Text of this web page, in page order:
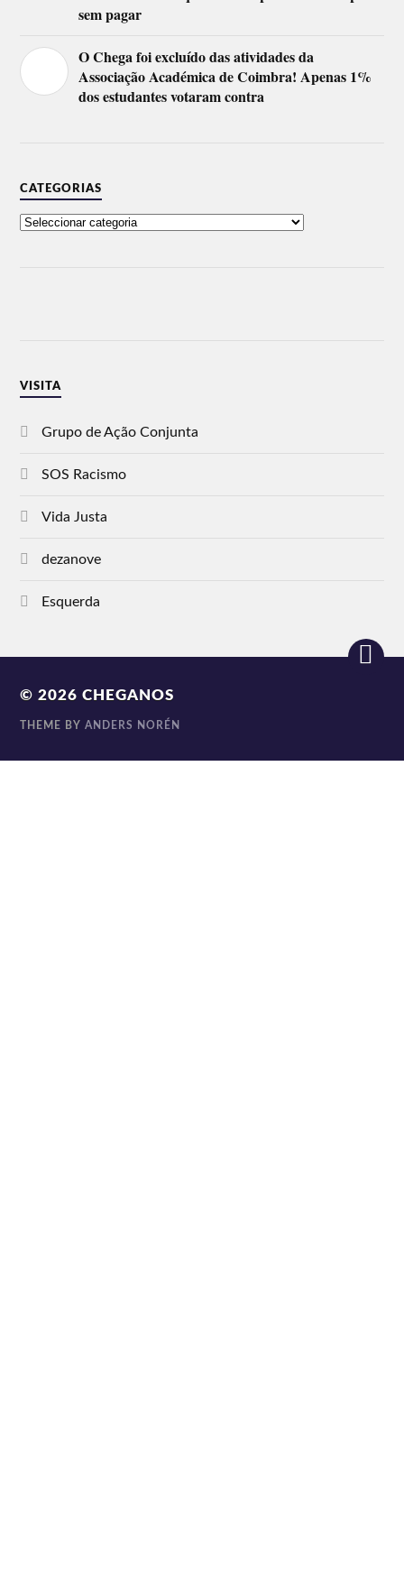
sem pagar
O Chega foi excluído das atividades da
Associação Académica de Coimbra! Apenas 1%
dos estudantes votaram contra
CATEGORIAS
VISITA
Grupo de Ação Conjunta
SOS Racismo
Vida Justa
dezanove
Esquerda
© 2026CHEGANOS
THEME BYANDERS NORÉN